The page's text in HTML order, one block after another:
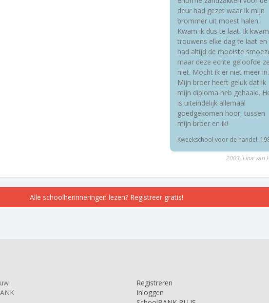
deur had gezet waar ik mijn
brommer uit moest halen.
Kwam ik dus te laat. Ik kwam
trouwens elke dag te laat en
had altijd de mooiste
maar deze echte geloofde ze
niet. Mocht ik er niet meer in.
Mijn broer heeft geluk dat ik
mijn diploma heb gehaald.
is uiteindelijk allemaal
goedgekomen hoor, tussen
mijn broer en ik!
Kweekschool voor de handel,
2003, Lina van
Alle schoolherinneringen lezen? Registreer gratis!
Registreren
Inloggen